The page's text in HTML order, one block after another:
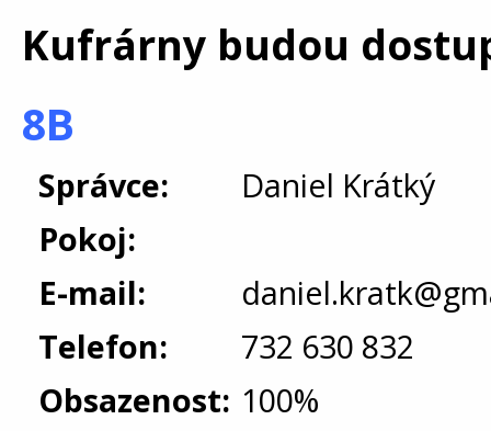
Kufrárny budou
8B
Správce:
Daniel Krátký
Pokoj:
E-mail:
Telefon:
732 630 832
Obsazenost: 100%